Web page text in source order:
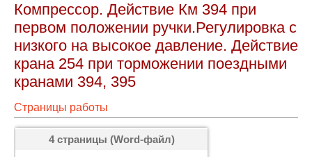
Компрессор. Действие Км 394 при
первом положении ручки.Регулировка с
низкого на высокое давление. Действие
крана 254 при торможении поездными
кранами 394, 395
Страницы работы
4 страницы (Word-файл)